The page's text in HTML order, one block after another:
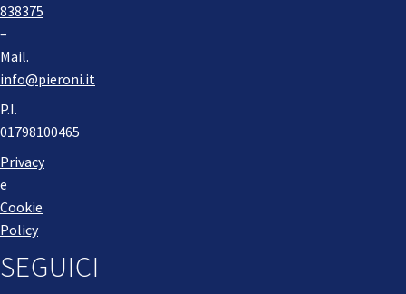
838375
–
Mail.
info@pieroni.it
P.I.
01798100465
Privacy
e
Cookie
Policy
SEGUICI